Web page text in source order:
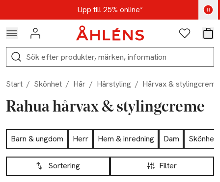
Hoppa till navigationsmenynUpp till 25% online*
Kod: AUG25 - Shoppa nu
Logga in Favoriter
Sök
Start / Skönhet / Hår / Hårstyling / Hårvax & stylingcreme
Rahua hårvax & stylingcreme
Hoppa till produktsidan
Barn & ungdom Herr Hem & inredning Dam
Skönhet
Hoppa till produktsidan
Filter
Sortering
Lista över produkter